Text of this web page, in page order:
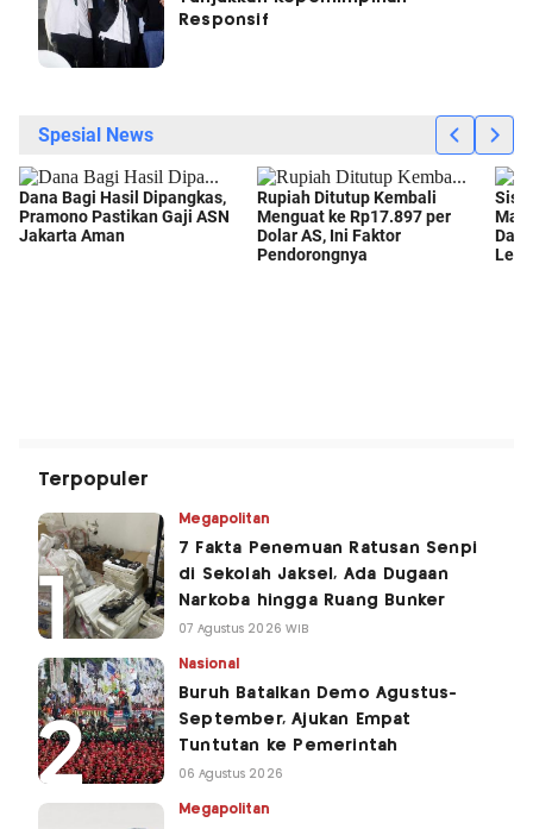
Responsif
Terpopuler
Megapolitan
7 Fakta Penemuan Ratusan Senpi
di Sekolah Jaksel, Ada Dugaan
Narkoba hingga Ruang Bunker
07 Agustus 2026 WIB
Nasional
Buruh Batalkan Demo Agustus-
September, Ajukan Empat
Tuntutan ke Pemerintah
06 Agustus 2026
Megapolitan